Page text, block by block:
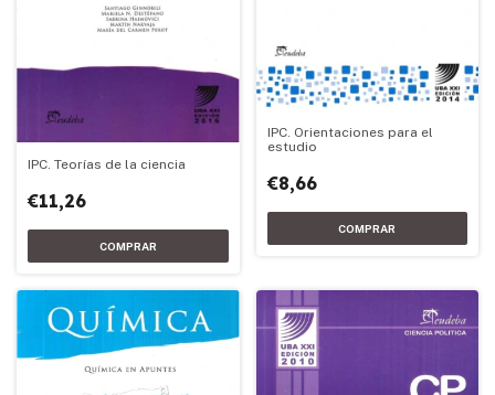
IPC. Teorías de la ciencia
€11,26
IPC. Orientaciones para el
estudio
€8,66